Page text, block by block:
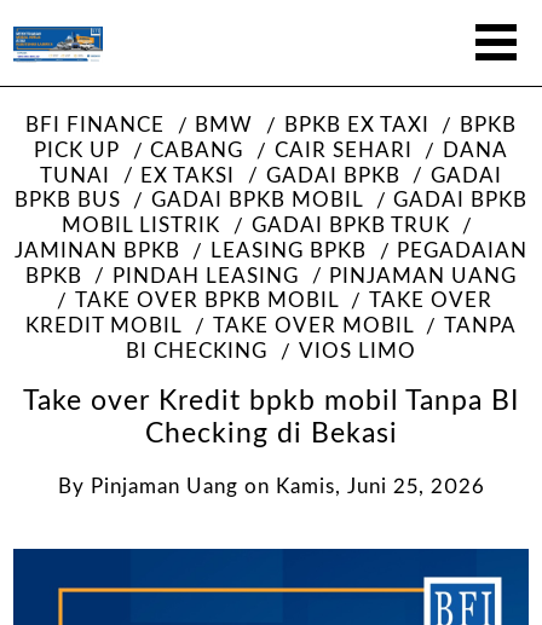
BFI FINANCE BMW BPKB EX TAXI
BPKB
PICK UP
CABANG CAIR SEHARI
DANA
TUNAI
EX TAKSI GADAI BPKB
GADAI
BPKB BUS
GADAI BPKB MOBIL
GADAI BPKB
MOBIL LISTRIK
GADAI BPKB TRUK
JAMINAN BPKB
LEASING BPKB
PEGADAIAN
BPKB
PINDAH LEASING
PINJAMAN UANG
TAKE OVER BPKB MOBIL
TAKE OVER
KREDIT MOBIL
TAKE OVER MOBIL
TANPA
BI CHECKING
VIOS LIMO
Take over Kredit bpkb mobil Tanpa BI
Checking di Bekasi
By Pinjaman Uang on Kamis, Juni 25, 2026